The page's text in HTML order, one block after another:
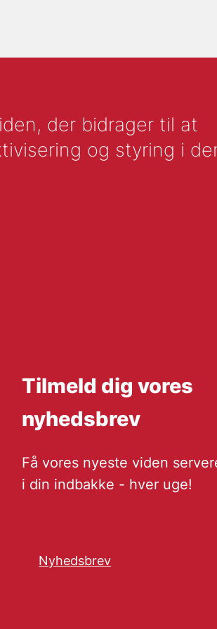
der bidrager til at
og styring i
Tilmeld dig vores
nyhedsbrev
Få vores nyeste viden
i din indbakke - hver uge!
Nyhedsbrev